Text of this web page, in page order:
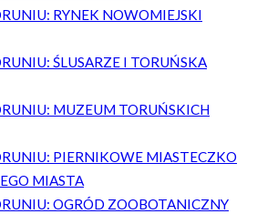
RYNEK NOWOMIEJSKI
ŚLUSARZE I TORUŃSKA
MUZEUM TORUŃSKICH
PIERNIKOWE MIASTECZKO
MIASTA
OGRÓD ZOOBOTANICZNY